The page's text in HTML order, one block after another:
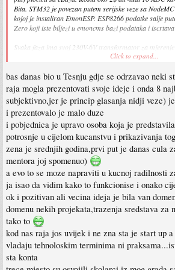
Bita. STM32 je povezan putem serijske veze sa
kojoj je instaliran EmonESP. ESP8266 podatke salje
Zero koji iste biljezi u emoncms bazi podataka i
Svaka faza ima svoj 230V-6V transformator za
mjeri amperazu.
Click to expand...
bas danas bio u Tesnju gdje se odrzavao neki
raja mogla prezentovati svoje ideje i onda 8
subjektivno,jer je princip glasanja nidji veze)
i prezentovalo je malo duze
i pobjednica je upravo osoba koja je
potrosnje u cijelom kucanstvu i prikazivanja
zena je srednjih godina,prvi put je danas cula
mentora joj spomenuo)
a evo to se moze napraviti u kucnoj radilnosti
ja isao da vidim kako to funkcionise i onako
ok i pozitivan ali vecina ideja je bila van
domenu nekih projekata,trazenja sredstava za
tako to
kod nas raja jos uvijek i ne zna sta je start up
vladaju tehnoloskim terminima ni
sta konta